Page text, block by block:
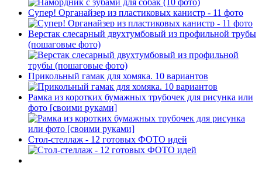
Супер! Органайзер из пластиковых канистр - 11 фото
Верстак слесарный двухтумбовый из профильной трубы
(пошаговые фото)
Прикольный гамак для хомяка. 10 вариантов
Рамка из коротких бумажных трубочек для рисунка или
фото [своими руками]
Стол-стеллаж - 12 готовых ФОТО идей